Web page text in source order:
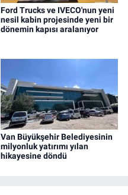
Ford Trucks ve IVECO'nun yeni
nesil kabin projesinde yeni bir
dönemin kapısı aralanıyor
Van Büyükşehir Belediyesinin
milyonluk yatırımı yılan
hikayesine döndü